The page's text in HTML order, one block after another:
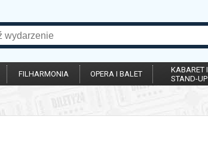
FILHARMONIA OPERA I BALET
KABARET I
STAND-UP